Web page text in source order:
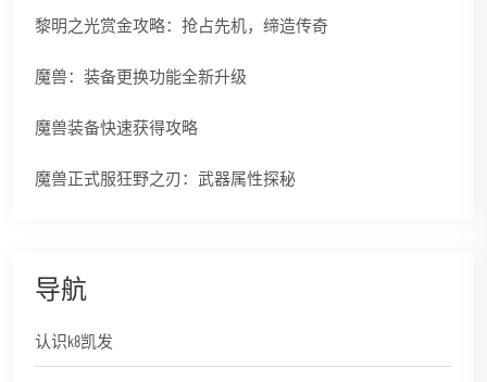
黎明之光赏金攻略：抢占先机，缔造传奇
魔兽：装备更换功能全新升级
魔兽装备快速获得攻略
魔兽正式服狂野之刃：武器属性探秘
导航
认识k8凯发